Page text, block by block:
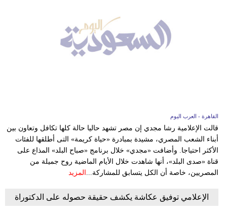
القاهرة - العرب اليوم
قالت الإعلامية رشا مجدي إن مصر تشهد حاليا حالة كلها تكافل وتعاون بين
أبناء الشعب المصري، مشيدة بمبادرة «حياة كريمة» التى أطلقها للفئات
الأكثر احتياجا. وأضافت «مجدي» خلال برنامج «صباح البلد» المذاع على
قناة «صدى البلد»، أنها شاهدت خلال الأيام الماضية روح جميلة من
المصريين، خاصة أن الكل يتسابق للمشاركة...
المزيد
الإعلامي توفيق عكاشة يكشف حقيقة حصوله على الدكتوراة